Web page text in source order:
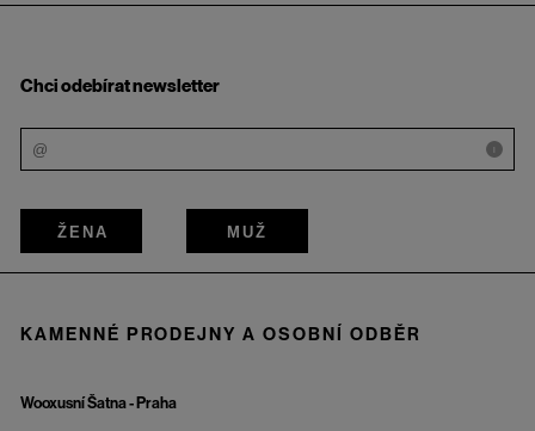
Chci odebírat newsletter
i
ŽENA MUŽ
KAMENNÉ PRODEJNY A OSOBNÍ ODBĚR
Wooxusní Šatna - Praha